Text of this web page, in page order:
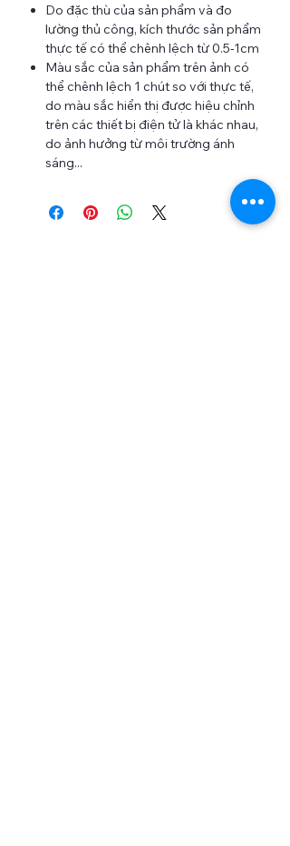
Do đặc thù của sản phẩm và đo
lường thủ công, kích thước sản phẩm
thực tế có thể chênh lệch từ 0.5-1cm
Màu sắc của sản phẩm trên ảnh có
thể chênh lệch 1 chút so với thực tế,
do màu sắc hiển thị được hiệu chỉnh
trên các thiết bị điện tử là khác nhau,
do ảnh hưởng từ môi trường ánh
sáng...